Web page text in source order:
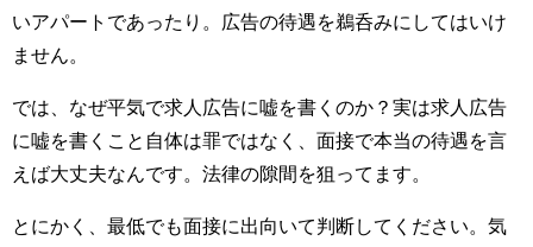
いアパートであったり。広告の待遇を鵜呑みにしてはいけ
ません。
では、なぜ平気で求人広告に嘘を書くのか？実は求人広告
に嘘を書くこと自体は罪ではなく、面接で本当の待遇を言
えば大丈夫なんです。法律の隙間を狙ってます。
とにかく、最低でも面接に出向いて判断してください。気